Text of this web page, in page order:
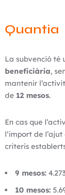
Quantia
La subvenció té
beneficiària,
mantenir
de 12 mesos.
En cas que
l’import de
criteris
9 mesos:
10 mesos: